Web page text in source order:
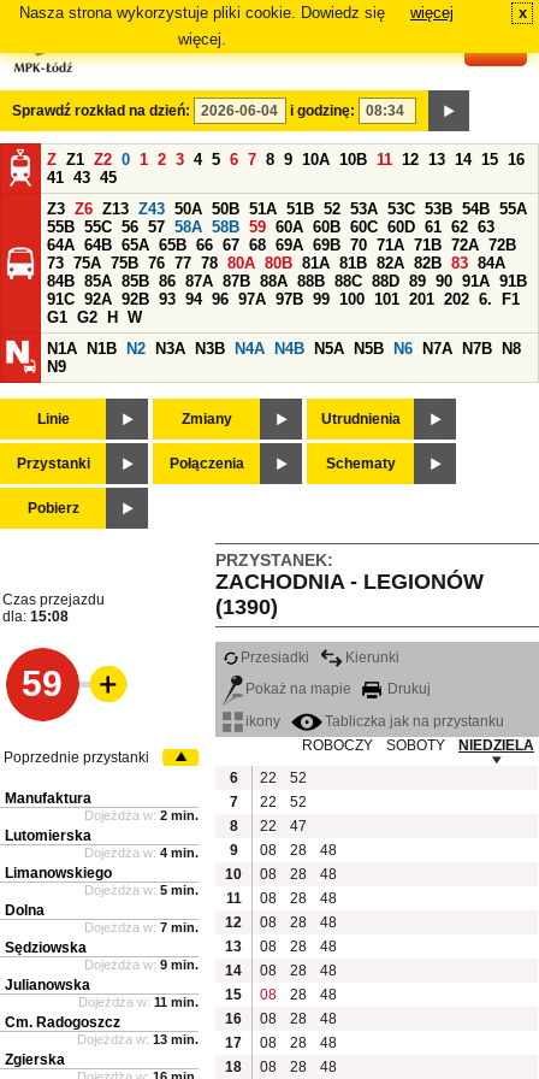
Nasza strona wykorzystuje pliki cookie. Dowiedz się
więcej.
więcej x
Sprawdź rozkład na dzień: i godzinę:
Z Z1 Z2 0 1 2 3 4 5 6 7 8 9 10A 10B 11 12 13 14 15 16
41 43 45
Z3 Z6 Z13 Z43 50A 50B 51A 51B 52 53A 53C 53B 54B 55A
55B 55C 56 57 58A 58B 59 60A 60B 60C 60D 61 62 63
64A 64B 65A 65B 66 67 68 69A 69B 70 71A 71B 72A 72B
73 75A 75B 76 77 78 80A 80B 81A 81B 82A 82B 83 84A
84B 85A 85B 86 87A 87B 88A 88B 88C 88D 89 90 91A 91B
91C 92A 92B 93 94 96 97A 97B 99 100 101 201 202 6.
F1
G1 G2 H
W
N1A
N1B N2 N3A N3B N4A N4B N5A N5B N6 N7A N7B
N8
N9
Linie Zmiany Utrudnienia
Przystanki Połączenia Schematy
Pobierz
PRZYSTANEK:
ZACHODNIA - LEGIONÓW
(1390)
Czas przejazdu
dla: 15:08
59
Przesiadki
Kierunki
Pokaż na mapie
Drukuj
ikony
Tabliczka jak na przystanku
ROBOCZY
SOBOTY
NIEDZIELA
6
22
52
7
22
52
8
22
47
9
08 28
48
10
08 28
48
11
08 28
48
12
08 28
48
13
08 28
48
14
08 28
48
15
08 28
48
16
08 28
48
17
08 28
48
18
08 28 48
Poprzednie przystanki
Manufaktura
Dojeżdża w: 2 min.
Lutomierska
Dojeżdża w: 4 min.
Limanowskiego
Dojeżdża w: 5 min.
Dolna
Dojeżdża w: 7 min.
Sędziowska
Dojeżdża w: 9 min.
Julianowska
Dojeżdża w: 11 min.
Cm. Radogoszcz
Dojeżdża w: 13 min.
Zgierska